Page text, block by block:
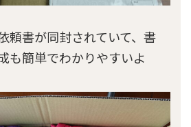
頼書が同封されていて、書
も簡単でわかりやすいよ